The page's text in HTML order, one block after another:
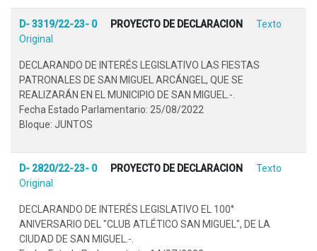
D- 3319/22-23- 0 PROYECTO DE DECLARACION
Texto
Original
DECLARANDO DE INTERÉS LEGISLATIVO LAS FIESTAS
PATRONALES DE SAN MIGUEL ARCÁNGEL, QUE SE
REALIZARÁN EN EL MUNICIPIO DE SAN MIGUEL.-.
Fecha Estado Parlamentario: 25/08/2022
Bloque: JUNTOS
D- 2820/22-23- 0 PROYECTO DE DECLARACION
Texto
Original
DECLARANDO DE INTERÉS LEGISLATIVO EL 100°
ANIVERSARIO DEL "CLUB ATLÉTICO SAN MIGUEL", DE LA
CIUDAD DE SAN MIGUEL.-.